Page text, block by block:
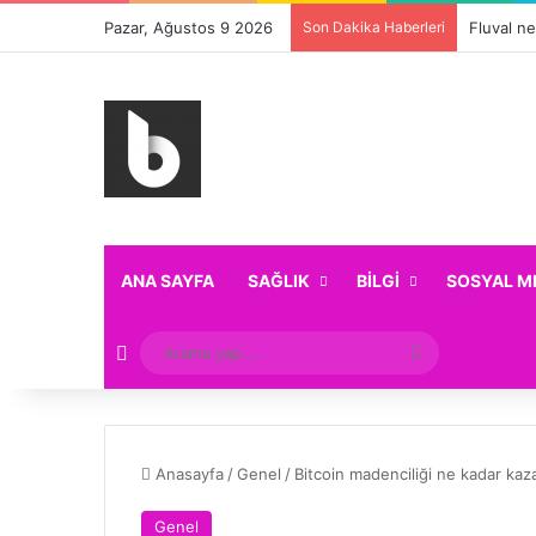
Pazar, Ağustos 9 2026 Son Dakika Haberleri Fluval
ANA SAYFA SAĞLIK BILGI SOSYAL
Rastgele Makale
Arama
yap
Anasayfa /Genel / Bitcoin madenciliği ne kadar
Genel